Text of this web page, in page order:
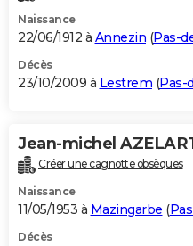
Naissance
22/06/1912 à Annezin (Pas-
Décès
23/10/2009 à Lestrem (Pas-
Jean-michel
Créer une cagnotte obsèques
Naissance
11/05/1953 à Mazingarbe (
Décès